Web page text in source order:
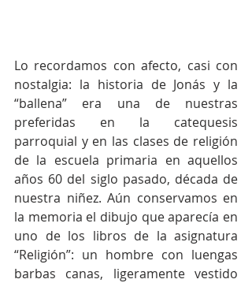
Lo recordamos con afecto, casi con
nostalgia: la historia de Jonás y la
“ballena” era una de nuestras
preferidas en la catequesis
parroquial y en las clases de religión
de la escuela primaria en aquellos
años 60 del siglo pasado, década de
nuestra niñez. Aún conservamos en
la memoria el dibujo que aparecía en
uno de los libros de la asignatura
“Religión”: un hombre con luengas
barbas canas, ligeramente vestido